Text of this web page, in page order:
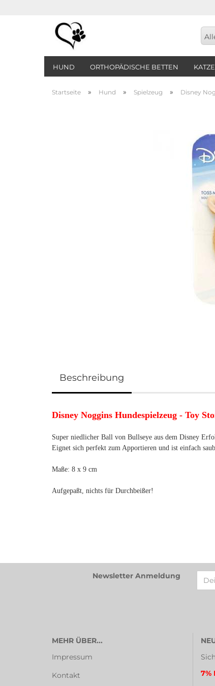
HUND ORTHOPÄDISCHE BETTEN KATZE
Startseite » Hund » Spielzeug » Disney
Beschreibung
Disney Noggins Hundespielzeug - Toy
Super niedlicher Ball von Bullseye aus dem Disney
Eignet sich perfekt zum Apportieren und ist einfach
Maße: 8 x 9 cm
Aufgepaßt, nichts für Durchbeißer!
Newsletter Anmeldung
MEHR ÜBER...
Impressum
Kontakt
7%